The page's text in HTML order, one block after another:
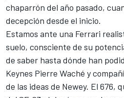
chaparrón del año pasado,
decepción desde el inicio.
Estamos ante una Ferrari
suelo, consciente de su
de saber hasta dónde han
Keynes Pierre Waché y
de las ideas de Newey. El 676,